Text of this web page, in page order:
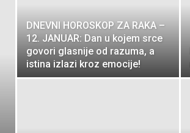
DNEVNI HOROSKOP ZA RAKA –
12. JANUAR: Dan u kojem srce
govori glasnije od razuma, a
istina izlazi kroz emocije!